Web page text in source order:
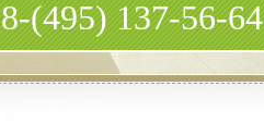
8-(495) 137-56-64